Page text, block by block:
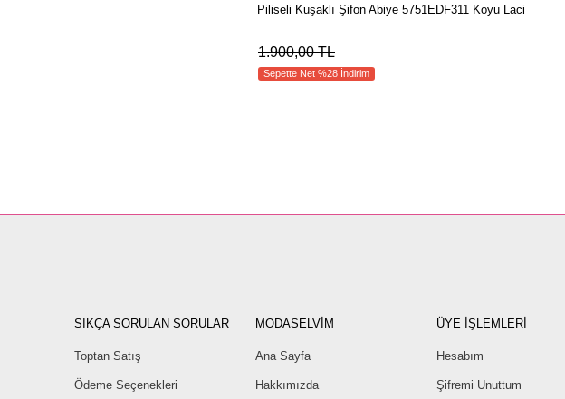
Piliseli Kuşaklı Şifon Abiye 5751EDF311 Koyu Laci
1.900,00 TL
Sepette Net %28 İndirim
SIKÇA SORULAN SORULAR
Toptan Satış
Ödeme Seçenekleri
MODASELVİM
Ana Sayfa
Hakkımızda
ÜYE İŞLEMLERİ
Hesabım
Şifremi Unuttum